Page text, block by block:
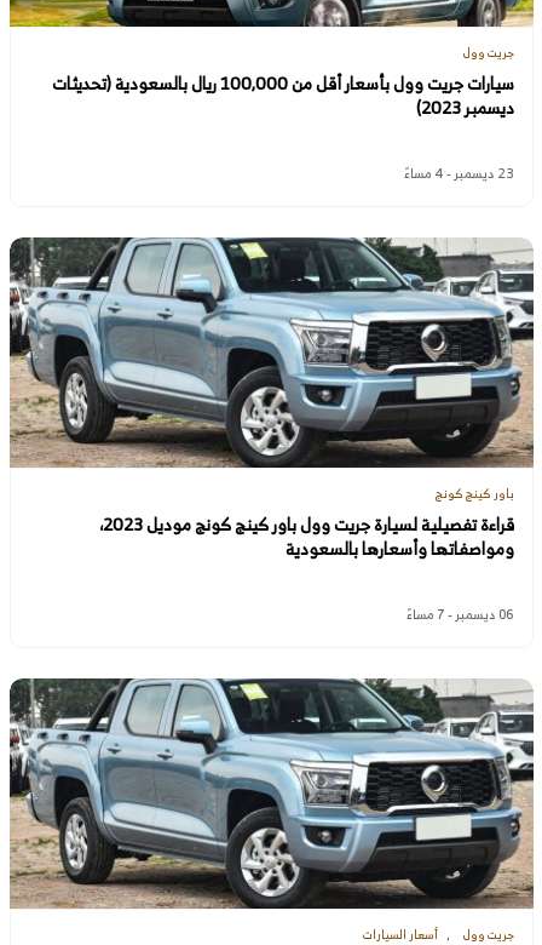
جريت وول
سيارات جريت وول بأسعار أقل من 100,000 ريال بالسعودية (تحديثات
ديسمبر 2023)
23 ديسمبر - 4 مساءً
باور كينج كونج
قراءة تفصيلية لسيارة جريت وول باور كينج كونج موديل 2023،
ومواصفاتها وأسعارها بالسعودية
06 ديسمبر - 7 مساءً
جريت وول أسعار السيارات